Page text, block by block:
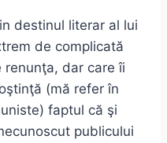
destinul literar al lui
de complicată
renunţa, dar care îi
(mă refer în
faptul că şi
publicului